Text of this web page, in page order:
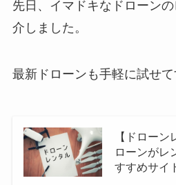
先日、イマドキなドローン
介しました。
最新ドローンも手軽に試せて
【ドロー
ローンがレ
すすめサイ